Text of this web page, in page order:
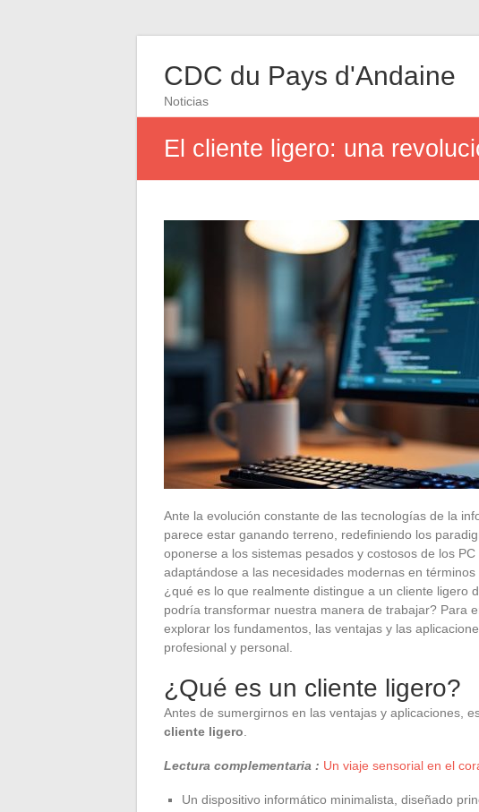
CDC du Pays d'Andaine
Noticias
El cliente ligero: una
Ante la evolución constante de las tecnologías de la
parece estar ganando terreno, redefiniendo los
oponerse a los sistemas pesados y costosos de los
adaptándose a las necesidades modernas en
¿qué es lo que realmente distingue a un cliente ligero
podría transformar nuestra manera de trabajar? Para
explorar los fundamentos, las ventajas y las
profesional y personal.
¿Qué es un cliente ligero?
Antes de sumergirnos en las ventajas y aplicaciones,
cliente ligero
Lectura complementaria : Un viaje sensorial en el
Un dispositivo informático minimalista, diseñado